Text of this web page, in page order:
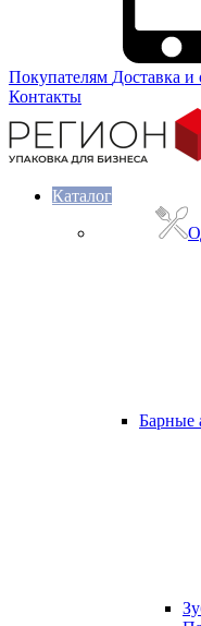
Покупателям Доставка и
Контакты
Каталог
Барные